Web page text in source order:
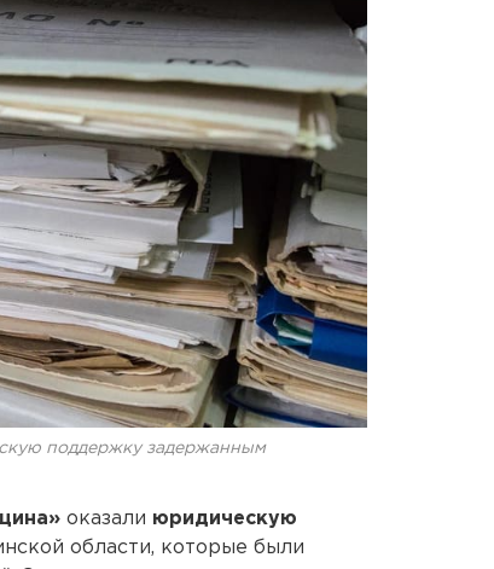
поддержку задержанным
оказали юридическую
области, которые были